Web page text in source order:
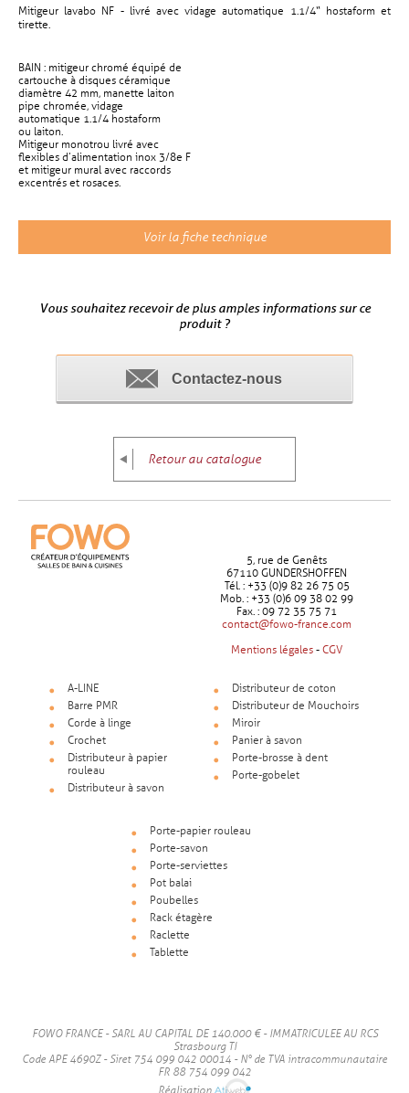
Mitigeur lavabo NF - livré avec vidage automatique 1.1/4“ hostaform et
tirette.
BAIN : mitigeur chromé équipé de
cartouche à disques céramique
diamètre 42 mm, manette laiton
pipe chromée, vidage
automatique 1.1/4 hostaform
ou laiton.
Mitigeur monotrou livré avec
flexibles d’alimentation inox 3/8e F
et mitigeur mural avec raccords
excentrés et rosaces.
Voir la fiche technique
Vous souhaitez recevoir de plus amples informations sur ce
produit ?
Contactez-nous
Retour au catalogue
5, rue de Genêts
67110 GUNDERSHOFFEN
Tél. : +33 (0)9 82 26 75 05
Mob. : +33 (0)6 09 38 02 99
Fax. : 09 72 35 75 71
contact@fowo-france.com
Mentions légales - CGV
A-LINE
Barre PMR
Corde à linge
Crochet
Distributeur à papier
rouleau
Distributeur à savon
Distributeur de coton
Distributeur de Mouchoirs
Miroir
Panier à savon
Porte-brosse à dent
Porte-gobelet
Porte-papier rouleau
Porte-savon
Porte-serviettes
Pot balai
Poubelles
Rack étagère
Raclette
Tablette
FOWO FRANCE - SARL AU CAPITAL DE 140.000 € - IMMATRICULEE AU RCS
Strasbourg TI
Code APE 4690Z - Siret 754 099 042 00014 - N° de TVA intracommunautaire
FR 88 754 099 042
Réalisation